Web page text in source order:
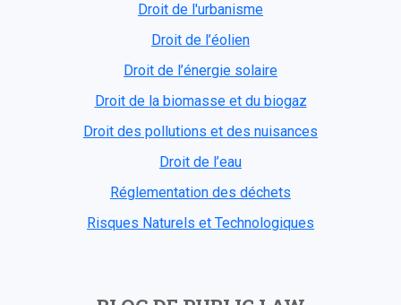
Droit de l'urbanisme
Droit de l’éolien
Droit de l’énergie solaire
Droit de la biomasse et du biogaz
Droit des pollutions et des nuisances
Droit de l’eau
Réglementation des déchets
Risques Naturels et Technologiques